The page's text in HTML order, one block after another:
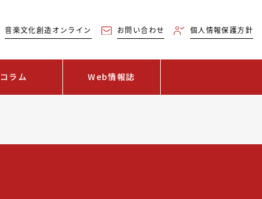
音楽文化創造オンライン お問い合わせ 個人情報保護方針
コラム Web情報誌